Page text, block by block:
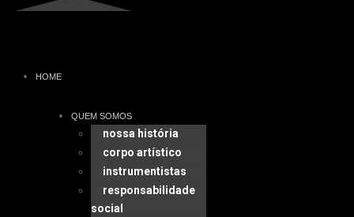
HOME
QUEM SOMOS
nossa história
corpo artístico
instrumentistas
responsabilidade
social